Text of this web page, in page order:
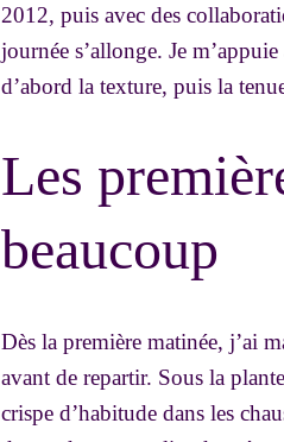
2012, puis avec des
journée s’allonge. Je
d’abord la texture, puis la
Les
beaucoup
Dès la première matinée, j’ai
avant de repartir. Sous la
crispe d’habitude dans les